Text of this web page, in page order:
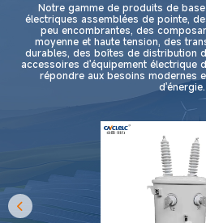
Notre gamme de produits de
électriques assemblées de pointe,
peu encombrantes, des
moyenne et haute tension, des
durables, des boîtes de distribution
accessoires d'équipement électrique
répondre aux besoins modernes
d'énergie.